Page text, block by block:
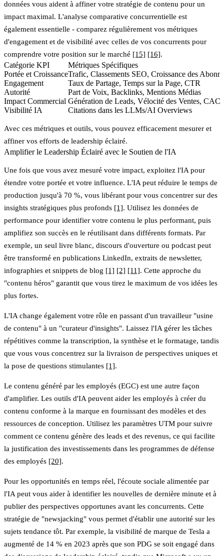
données vous aident à affiner votre stratégie de contenu pour un
impact maximal. L'analyse comparative concurrentielle est
également essentielle - comparez régulièrement vos métriques
d'engagement et de visibilité avec celles de vos concurrents pour
comprendre votre position sur le marché [15] [16].
Catégorie KPI
Métriques Spécifiques
Portée et CroissanceTrafic, Classements SEO, Croissance des
Engagement
Taux de Partage, Temps sur la Page, CTR
Autorité
Part de Voix, Backlinks, Mentions Médias
Impact Commercial Génération de Leads, Vélocité des Ventes, CAC
Visibilité IA
Citations dans les LLMs/AI Overviews
Avec ces métriques et outils, vous pouvez efficacement mesurer et
affiner vos efforts de leadership éclairé.
Amplifier le Leadership Éclairé avec le Soutien de l'IA
Une fois que vous avez mesuré votre impact, exploitez l'IA pour
étendre votre portée et votre influence. L'IA peut réduire le temps de
production jusqu'à 70 %, vous libérant pour vous concentrer sur des
insights stratégiques plus profonds [1]. Utilisez les données de
performance pour identifier votre contenu le plus performant, puis
amplifiez son succès en le réutilisant dans différents formats. Par
exemple, un seul livre blanc, discours d'ouverture ou podcast peut
être transformé en publications LinkedIn, extraits de newsletter,
infographies et snippets de blog [1] [2] [11]. Cette approche du
"contenu héros" garantit que vous tirez le maximum de vos idées les
plus fortes.
L'IA change également votre rôle en passant d'un travailleur "usine
de contenu" à un "curateur d'insights". Laissez l'IA gérer les tâches
répétitives comme la transcription, la synthèse et le formatage, tandis
que vous vous concentrez sur la livraison de perspectives uniques et
la pose de questions stimulantes [1].
Le contenu généré par les employés (EGC) est une autre façon
d'amplifier. Les outils d'IA peuvent aider les employés à créer du
contenu conforme à la marque en fournissant des modèles et des
ressources de conception. Utilisez les paramètres UTM pour suivre
comment ce contenu génère des leads et des revenus, ce qui facilite
la justification des investissements dans les programmes de défense
des employés [20].
Pour les opportunités en temps réel, l'écoute sociale alimentée par
l'IA peut vous aider à identifier les nouvelles de dernière minute et à
publier des perspectives opportunes avant les concurrents. Cette
stratégie de "newsjacking" vous permet d'établir une autorité sur les
sujets tendance tôt. Par exemple, la visibilité de marque de Tesla a
augmenté de 14 % en 2023 après que son PDG se soit engagé dans